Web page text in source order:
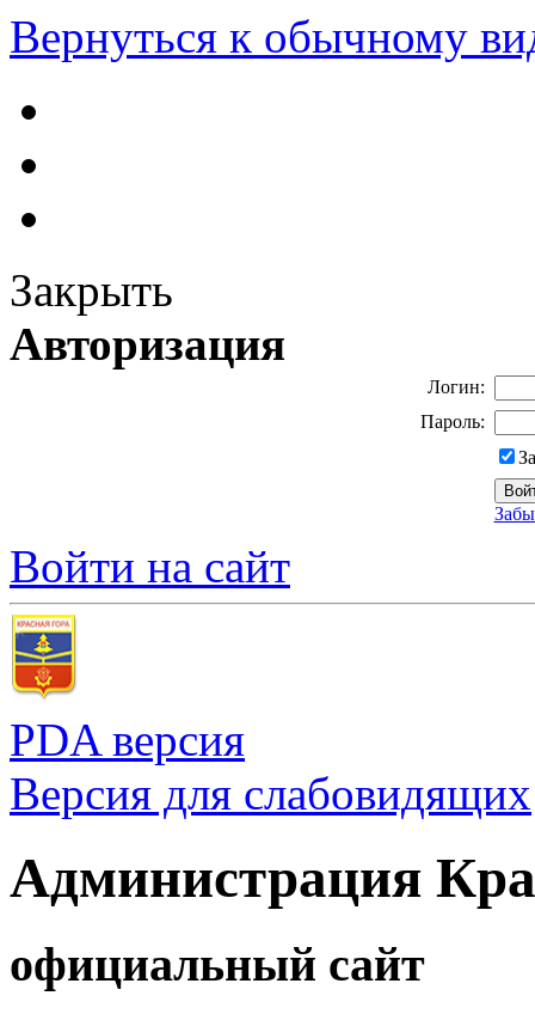
Вернуться к обычному
Закрыть
Авторизация
Логин:
Пароль:
Войти на сайт
PDA версия
Версия для слабовидящих
Администрация
официальный сайт